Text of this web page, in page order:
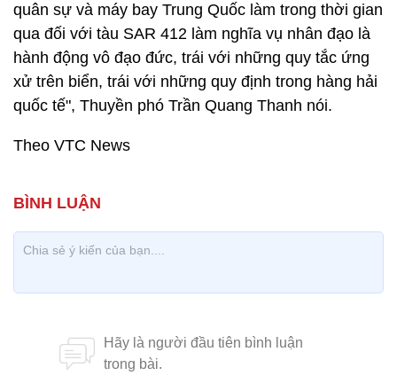
quân sự và máy bay Trung Quốc làm trong thời gian
qua đối với tàu SAR 412 làm nghĩa vụ nhân đạo là
hành động vô đạo đức, trái với những quy tắc ứng
xử trên biển, trái với những quy định trong hàng hải
quốc tế", Thuyền phó Trần Quang Thanh nói.
Theo VTC News